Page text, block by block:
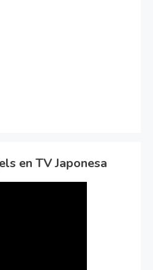
en TV Japonesa